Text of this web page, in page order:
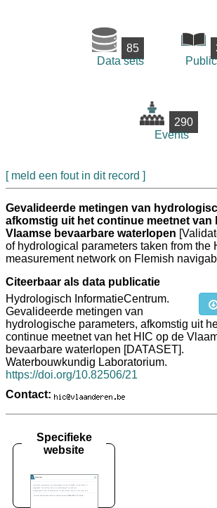
85
Data sets
290
Events
[ meld een fout in dit record ]
Gevalideerde metingen van
afkomstig uit het continue meetnet van
Vlaamse bevaarbare waterlopen
of hydrological parameters taken from the
measurement network on Flemish
Citeerbaar als data publicatie
Hydrologisch InformatieCentrum.
Gevalideerde metingen van
hydrologische parameters, afkomstig uit
continue meetnet van het HIC op de
bevaarbare waterlopen [DATASET].
Waterbouwkundig Laboratorium.
https://doi.org/10.82506/21
Contact:
Specifieke
website